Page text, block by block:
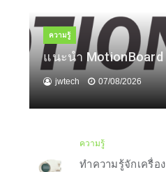
ความรู้
แนะนำ MotionBoard
jwtech 07/08/2026
ความรู้
ทำความรู้จักเครื่อง